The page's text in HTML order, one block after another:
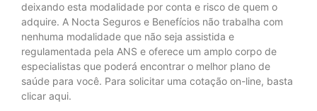
deixando esta modalidade por conta e risco de quem o
adquire. A Nocta Seguros e Benefícios não trabalha com
nenhuma modalidade que não seja assistida e
regulamentada pela ANS e oferece um amplo corpo de
especialistas que poderá encontrar o melhor plano de
saúde para você. Para solicitar uma cotação on-line, basta
clicar aqui.